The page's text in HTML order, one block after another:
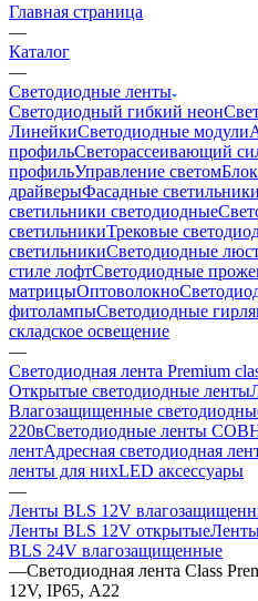
Главная страница
—
Каталог
—
Светодиодные ленты
Светодиодный гибкий неон
ЛинейкиСветодиодные модули
профильСветорассеивающий
профильУправление светом
драйверыФасадные
светильники светодиодные
светильникиТрековые
светильникиСветодиодные
стиле лофтСветодиодные
матрицыОптоволокно
фитолампыСветодиодные
складское освещение
—
Светодиодная лента Premium
Открытые светодиодные ленты
Влагозащищенные
220вСветодиодные ленты COB
лентАдресная светодиодная
ленты для нихLED аксессуары
—
Ленты BLS 12V
Ленты BLS 12V открытые
BLS 24V влагозащищенные
—Светодиодная лента Class
12V, IP65, А22